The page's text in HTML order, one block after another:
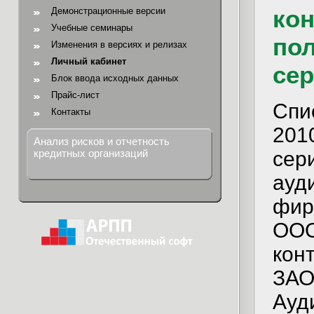
Демонстрационные версии
Учебные семинары
Изменения в версиях и релизах
Личный кабинет
Блок ввода исходных данных
Прайс-лист
Контакты
Анализ рисков и отчетность
кредитных организаций